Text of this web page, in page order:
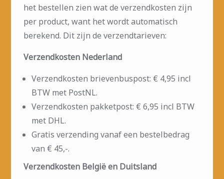
het bestellen zien wat de verzendkosten zijn
per product, want het wordt automatisch
berekend. Dit zijn de verzendtarieven:
Verzendkosten Nederland
Verzendkosten brievenbuspost: € 4,95 incl
BTW met PostNL.
Verzendkosten pakketpost: € 6,95 incl BTW
met DHL.
Gratis verzending vanaf een bestelbedrag
van € 45,-.
Verzendkosten België en Duitsland